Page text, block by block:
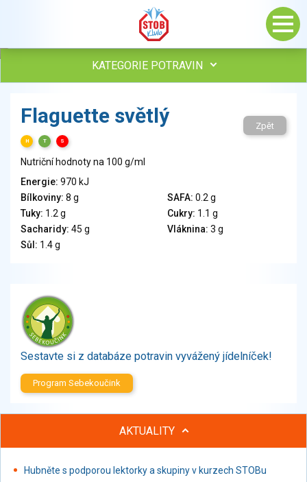
KATEGORIE POTRAVIN
Vejce
Mléko
Veganské a vegetariánské výrobky
Tuky
Obiloviny, mouka, cereální výrobky
Chléb, pečivo, křehké chleby, pufované výrobky
Ořechy, semena
Zelenina
Brambory, luštěniny, houby
Sladkosti, slané výrobky
Ochucovadla, přísady, sladidla
Proteinové výrobky, doplňky stravy
Nápoje alkoholické
Flaguette světlý
H T S
Zpět
Nutriční hodnoty na 100 g/ml
Energie: 970 kJ
Bílkoviny: 8 g SAFA: 0.2 g
Tuky: 1.2 g Cukry: 1.1 g
Sacharidy: 45 g Vláknina: 3 g
Sůl: 1.4 g
Sestavte si z databáze potravin vyvážený jídelníček!
Program Sebekoučink
AKTUALITY
Hubněte s podporou lektorky a skupiny v kurzech STOBu